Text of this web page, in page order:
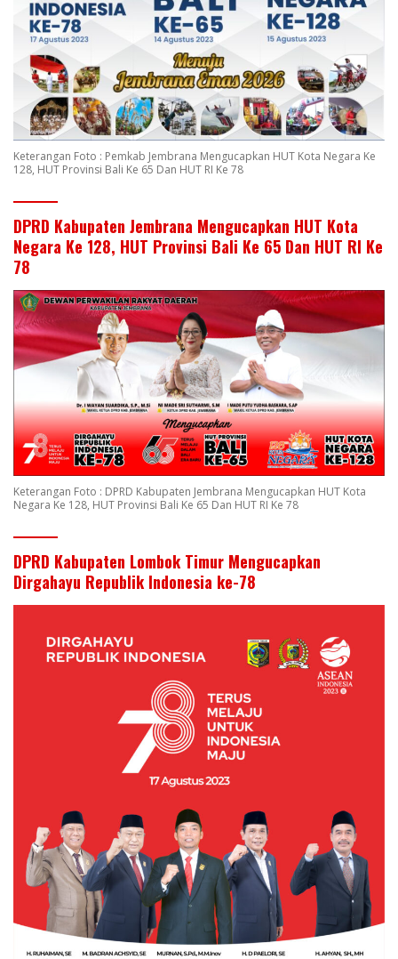
Keterangan Foto : Pemkab Jembrana Mengucapkan HUT Kota Negara Ke
128, HUT Provinsi Bali Ke 65 Dan HUT RI Ke 78
DPRD Kabupaten Jembrana Mengucapkan HUT Kota
Negara Ke 128, HUT Provinsi Bali Ke 65 Dan HUT RI Ke
78
Keterangan Foto : DPRD Kabupaten Jembrana Mengucapkan HUT Kota
Negara Ke 128, HUT Provinsi Bali Ke 65 Dan HUT RI Ke 78
DPRD Kabupaten Lombok Timur Mengucapkan
Dirgahayu Republik Indonesia ke-78